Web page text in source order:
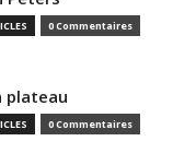
0 Commentaires
plateau
0 Commentaires